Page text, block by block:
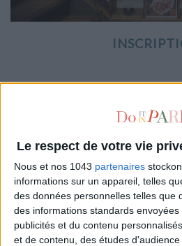
Le respect de votre vie
Nous et nos 1043 partenaires
informations sur un appareil, telles
des données personnelles telles que
des informations standards
publicités et du contenu
et de contenu, des études
CIVILITÉ
NOM *